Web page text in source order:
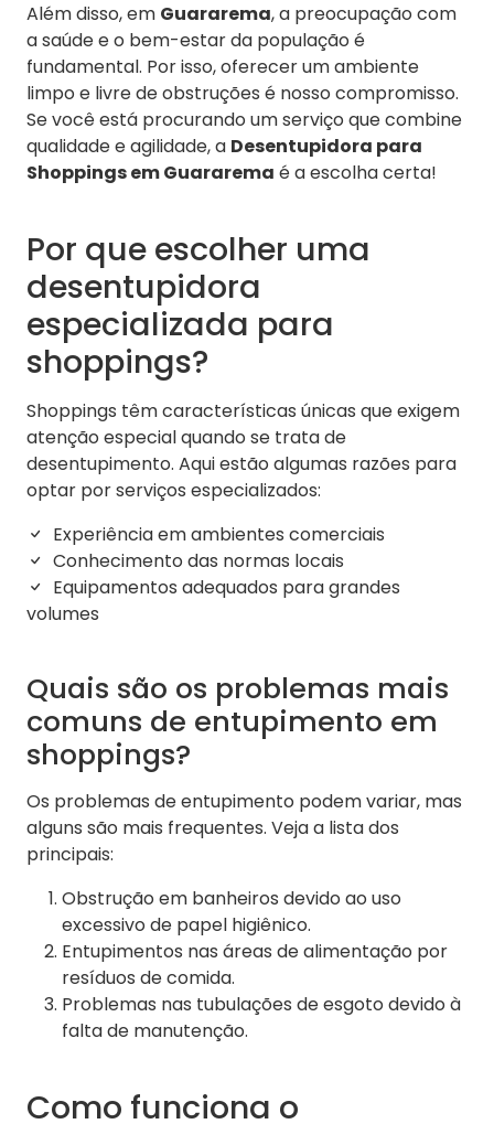
Além disso, em Guararema, a preocupação com
a saúde e o bem-estar da população é
fundamental. Por isso, oferecer um ambiente
limpo e livre de obstruções é nosso compromisso.
Se você está procurando um serviço que combine
qualidade e agilidade, a Desentupidora para
Shoppings em Guararema é a escolha certa!
Por que escolher uma
desentupidora
especializada para
shoppings?
Shoppings têm características únicas que exigem
atenção especial quando se trata de
desentupimento. Aqui estão algumas razões para
optar por serviços especializados:
Experiência em ambientes comerciais
Conhecimento das normas locais
Equipamentos adequados para grandes
volumes
Quais são os problemas mais
comuns de entupimento em
shoppings?
Os problemas de entupimento podem variar, mas
alguns são mais frequentes. Veja a lista dos
principais:
Obstrução em banheiros devido ao uso
excessivo de papel higiênico.
Entupimentos nas áreas de alimentação por
resíduos de comida.
Problemas nas tubulações de esgoto devido à
falta de manutenção.
Como funciona o